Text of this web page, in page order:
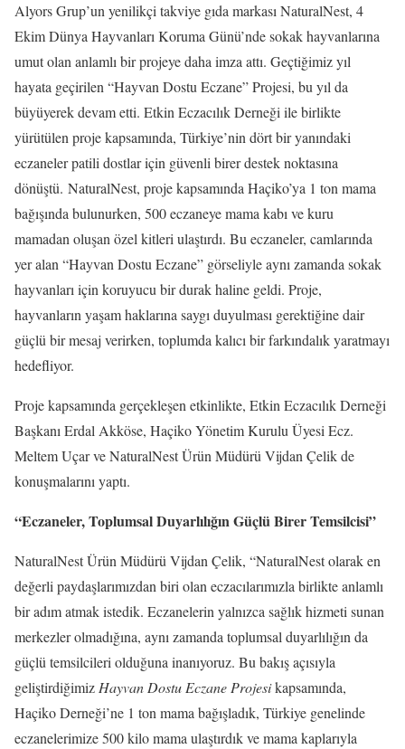
Alyors Grup’un yenilikçi takviye gıda markası NaturalNest, 4
Ekim Dünya Hayvanları Koruma Günü’nde sokak hayvanlarına
umut olan anlamlı bir projeye daha imza attı. Geçtiğimiz yıl
hayata geçirilen “Hayvan Dostu Eczane” Projesi, bu yıl da
büyüyerek devam etti. Etkin Eczacılık Derneği ile birlikte
yürütülen proje kapsamında, Türkiye’nin dört bir yanındaki
eczaneler patili dostlar için güvenli birer destek noktasına
dönüştü. NaturalNest, proje kapsamında Haçiko’ya 1 ton mama
bağışında bulunurken, 500 eczaneye mama kabı ve kuru
mamadan oluşan özel kitleri ulaştırdı. Bu eczaneler, camlarında
yer alan “Hayvan Dostu Eczane” görseliyle aynı zamanda sokak
hayvanları için koruyucu bir durak haline geldi. Proje,
hayvanların yaşam haklarına saygı duyulması gerektiğine dair
güçlü bir mesaj verirken, toplumda kalıcı bir farkındalık yaratmayı
hedefliyor.
Proje kapsamında gerçekleşen etkinlikte, Etkin Eczacılık Derneği
Başkanı Erdal Akköse, Haçiko Yönetim Kurulu Üyesi Ecz.
Meltem Uçar ve NaturalNest Ürün Müdürü Vijdan Çelik de
konuşmalarını yaptı.
“Eczaneler, Toplumsal Duyarlılığın Güçlü Birer Temsilcisi”
NaturalNest Ürün Müdürü Vijdan Çelik, “NaturalNest olarak en
değerli paydaşlarımızdan biri olan eczacılarımızla birlikte anlamlı
bir adım atmak istedik. Eczanelerin yalnızca sağlık hizmeti sunan
merkezler olmadığına, aynı zamanda toplumsal duyarlılığın da
güçlü temsilcileri olduğuna inanıyoruz. Bu bakış açısıyla
geliştirdiğimizHayvan Dostu Eczane Projesikapsamında,
Haçiko Derneği’ne 1 ton mama bağışladık, Türkiye genelinde
eczanelerimize 500 kilo mama ulaştırdık ve mama kaplarıyla